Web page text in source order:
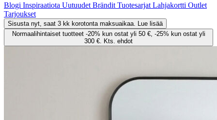
Blogi Inspiraatiota Uutuudet Brändit Tuotesarjat Lahjakortti Outlet
Tarjoukset
Sisusta nyt, saat 3 kk korotonta maksuaikaa. Lue lisää
Normaalihintaiset tuotteet -20% kun ostat yli 50 €, -25% kun ostat yli
300 €. Kts. ehdot